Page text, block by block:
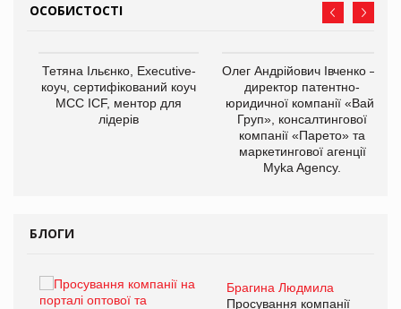
ОСОБИСТОСТІ
Тетяна Ільєнко, Executive-
коуч, сертифікований коуч
МСС ICF, ментор для
лідерів
Олег Андрійович Івченко —
директор патентно-
юридичної компанії «Вайз
Груп», консалтингової
компанії «Парето» та
маркетингової агенції
Myka Agency.
БЛОГИ
Брагина Людмила
Просування компанії